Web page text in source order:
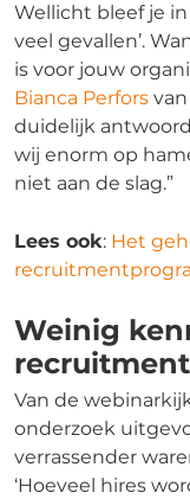
Wellicht bleef je
veel gevallen’.
is voor jouw
Bianca Perfors
duidelijk
wij enorm op
niet aan de slag.”
Lees ook: Het
Weinig
Van de
onderzoek
verrassender
‘Hoeveel hires